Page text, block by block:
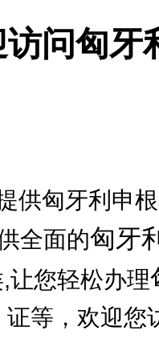
问匈牙
供匈牙利申
全面的匈牙
让您轻松办理
证等，欢迎您